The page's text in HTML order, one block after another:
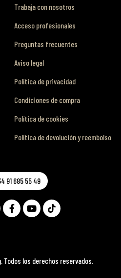
Trabaja con nosotros
Acceso profesionales
Preguntas frecuentes
Aviso legal
Política de privacidad
Condiciones de compra
Política de cookies
Política de devolución y reembolso
los derechos reservados.
91 685 55 49